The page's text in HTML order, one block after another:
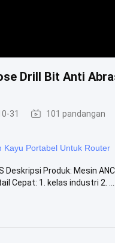
Drill Bit Anti
31 101 pandangan
Kayu Portabel Untuk Router
Deskripsi Produk: Mesin
Cepat: 1. kelas industri 2. .....